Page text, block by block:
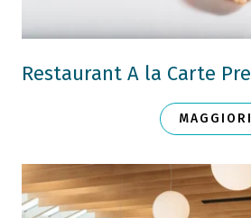
Restaurant A la Carte